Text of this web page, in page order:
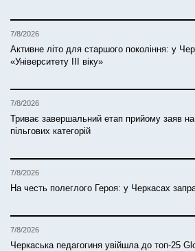
7/8/2026
Активне літо для старшого покоління: у
«Університету ІІІ віку»
7/8/2026
Триває завершальний етап прийому заяв на
пільгових категорій
7/8/2026
На честь полеглого Героя: у Черкасах
7/8/2026
Черкаська педагогиня увійшла до топ-25